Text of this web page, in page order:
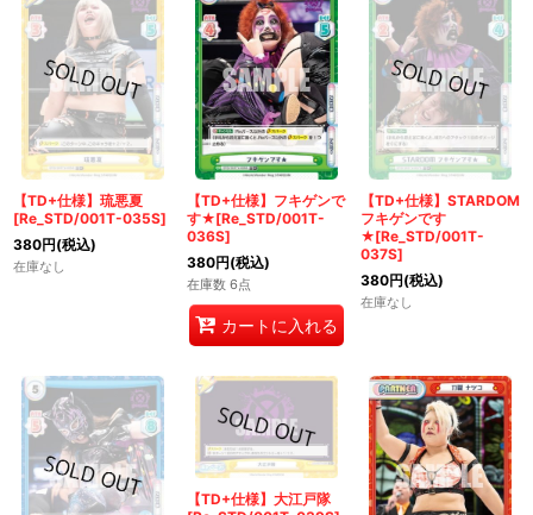
【TD+仕様】琉悪夏
[Re_STD/001T-035S]
380円(税込)
在庫なし
【TD+仕様】フキゲンで
す★[Re_STD/001T-
036S]
380円(税込)
在庫数 6点
カートに入れる
【TD+仕様】STARDOM
フキゲンです
★[Re_STD/001T-
037S]
380円(税込)
在庫なし
【TD+仕様】大江戸隊